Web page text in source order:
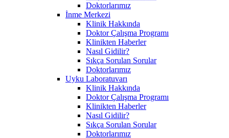
Doktorlarımız
İnme Merkezi
Klinik Hakkında
Doktor Çalışma Programı
Klinikten Haberler
Nasıl Gidilir?
Sıkça Sorulan Sorular
Doktorlarımız
Uyku Laboratuvarı
Klinik Hakkında
Doktor Çalışma Programı
Klinikten Haberler
Nasıl Gidilir?
Sıkça Sorulan Sorular
Doktorlarımız